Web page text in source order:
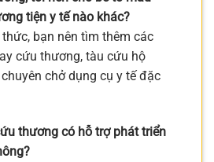
tiện y tế nào khác?
bạn nên tìm thêm các
cứu thương, tàu cứu hộ
chở dụng cụ y tế đặc
thương có hỗ trợ phát triển